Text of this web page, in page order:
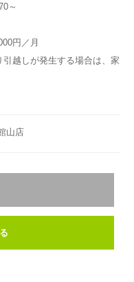
～
円／月
越しが発生する場合は、家
山店